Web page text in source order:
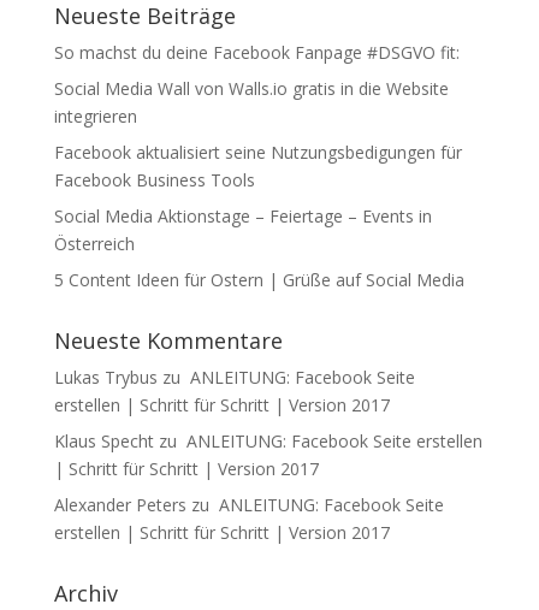
Neueste Beiträge
So machst du deine Facebook Fanpage #DSGVO fit:
Social Media Wall von Walls.io gratis in die Website
integrieren
Facebook aktualisiert seine Nutzungsbedigungen für
Facebook Business Tools
Social Media Aktionstage – Feiertage – Events in
Österreich
5 Content Ideen für Ostern | Grüße auf Social Media
Neueste Kommentare
Lukas Trybus zu ANLEITUNG: Facebook Seite
erstellen | Schritt für Schritt | Version 2017
Klaus Spechtzu ANLEITUNG: Facebook Seite erstellen
| Schritt für Schritt | Version 2017
Alexander Peters zu ANLEITUNG: Facebook Seite
erstellen | Schritt für Schritt | Version 2017
Archiv